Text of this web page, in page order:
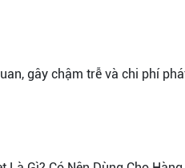
gây chậm trễ và chi phí